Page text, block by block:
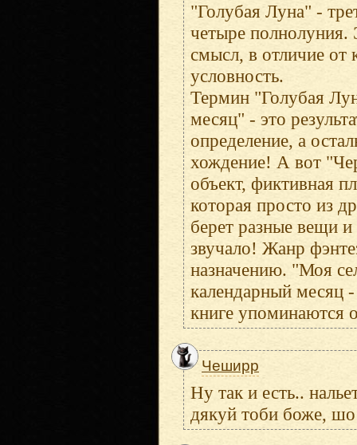
"Голубая Луна" -
четыре полнолуния.
смысл, в отличие от
условность.
Термин "Голубая
месяц" - это
определение, а
хождение! А вот
объект, фиктивная
которая просто из
берет разные вещи
звучало! Жанр
назначению. "Моя
календарный месяц
книге упоминаются
Чеширр
Ну так и есть..
дякуй тоби боже,